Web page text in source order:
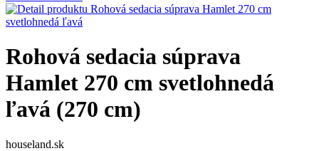
Rohová sedacia súprava
Hamlet 270 cm svetlohnedá
ľavá (270 cm)
houseland.sk